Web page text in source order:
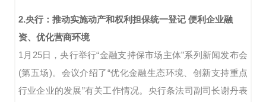
2.央行：推动实施动产和权利担保统一登记 便利企业融
资、优化营商环境
1月25日，央行举行“金融支持保市场主体”系列新闻发布会
(第五场)。会议介绍了“优化金融生态环境、创新支持重点
行业企业的发展”有关工作情况。央行条法司副司长谢丹表